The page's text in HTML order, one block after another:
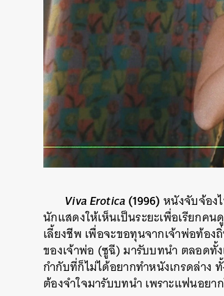
Viva Erotica(1996) หนังจับจ้อง
นักแสดงให้เห็นเป็นระยะเพื่อเรียกค
เลี้ยงชีพ เพื่อจะขอทุนจากเจ้าพ่อท้อ
ของเจ้าพ่อ (ซูฉี) มารับบทนำ ตลอดทั้
กำกับที่ก็ไม่ได้อยากทำหนังเกรดล่าง
ต้องจำใจมารับบทนำ เพราะแฟนอยาก